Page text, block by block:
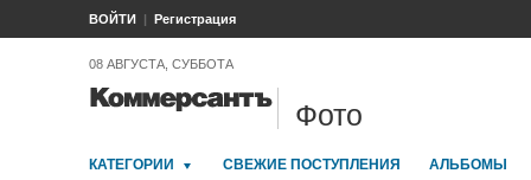
ВОЙТИ Регистрация
08 АВГУСТА, СУББОТА
Фото
КАТЕГОРИИ СВЕЖИЕ ПОСТУПЛЕНИЯ АЛЬБОМЫ